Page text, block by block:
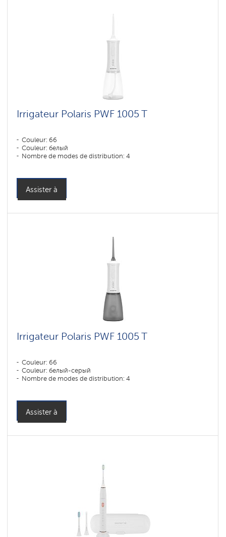
Irrigateur Polaris PWF 1005 T
Couleur: 66
Couleur: белый
Nombre de modes de distribution: 4
Assister à
Irrigateur Polaris PWF 1005 T
Couleur: 66
Couleur: белый-серый
Nombre de modes de distribution: 4
Assister à